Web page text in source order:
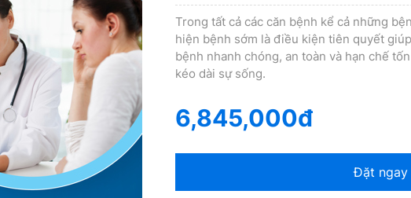
Trong tất cả các căn bệnh kể cả những
hiện bệnh sớm là điều kiện tiên quyết
bệnh nhanh chóng, an toàn và hạn chế
kéo dài sự sống.
6,845,000đ
Đặt ngay